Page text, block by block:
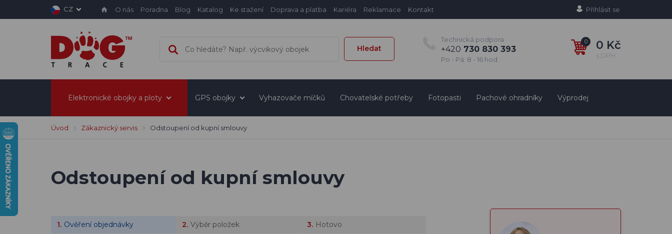
CZ O nás Poradna Blog Katalog Ke stažení Doprava a platba Kariéra Reklamace Kontakt Přihlásit se
Hledat
Technická podpora
+420 730 830 393
Po - Pá: 8 - 16 hod.
0 0 Kč
s DPH
Elektronické obojky a ploty GPS obojky Vyhazovače míčků Chovatelské potřeby Fotopasti Pachové ohradníky Výprodej
Úvod Zákaznický servis Odstoupení od kupní smlouvy
Odstoupení od kupní smlouvy
Ověření objednávky Výběr položek Hotovo